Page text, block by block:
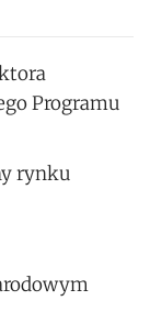
Programu
rynku